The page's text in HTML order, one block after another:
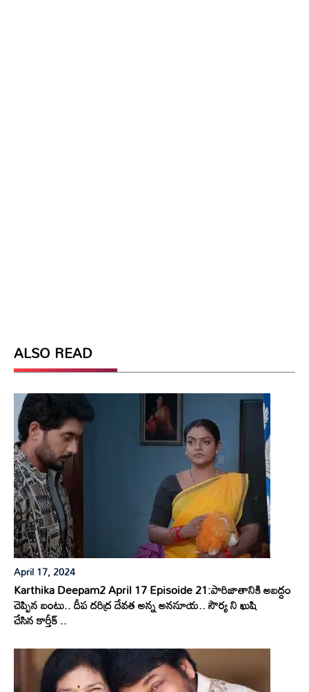
ALSO READ
April 17, 2024
Karthika Deepam2 April 17 Episoide 21:పారిజాతానికి అబద్దం
చెప్పిన బంటు.. దీప దరిద్ర దేవత అన్న అనసూయ.. సౌర్య ని ఖుషి
చేసిన కార్తీక్ ..